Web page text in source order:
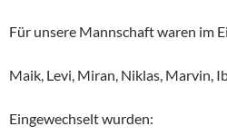
Für unsere Mannschaft waren im
Maik, Levi, Miran, Niklas, Marvin,
Eingewechselt wurden: